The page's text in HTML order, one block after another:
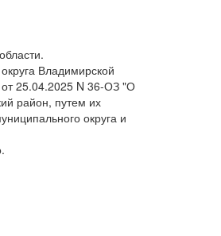
Владимирской
25.04.2025 N 36-ОЗ "О
район, путем их
округа и